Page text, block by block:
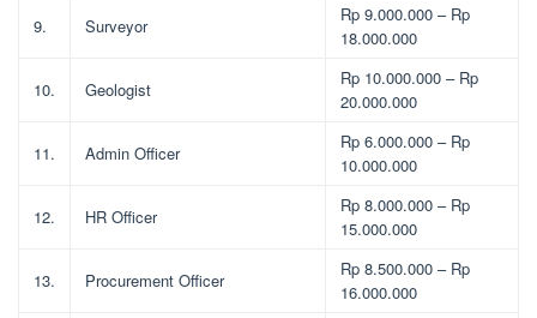
9. Surveyor
Rp 9.000.000 – Rp
18.000.000
10. Geologist
Rp 10.000.000 – Rp
20.000.000
11. Admin Officer
Rp 6.000.000 – Rp
10.000.000
12. HR Officer
Rp 8.000.000 – Rp
15.000.000
13. Procurement Officer
Rp 8.500.000 – Rp
16.000.000